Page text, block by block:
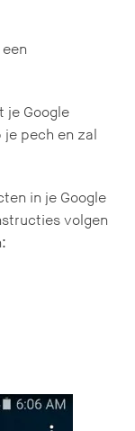
je Google
pech en zal
in je Google
volgen